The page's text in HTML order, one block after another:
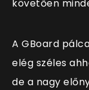
követően
A GBoard
elég széles
de a nagy